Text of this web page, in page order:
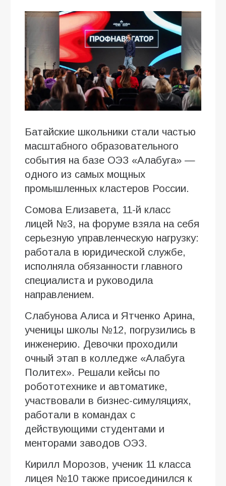
Батайские школьники стали частью
масштабного образовательного
события на базе ОЭЗ «Алабуга» —
одного из самых мощных
промышленных кластеров России.
Сомова Елизавета, 11-й класс
лицей №3, на форуме взяла на себя
серьезную управленческую нагрузку:
работала в юридической службе,
исполняла обязанности главного
специалиста и руководила
направлением.
Слабунова Алиса и Ятченко Арина,
ученицы школы №12, погрузились в
инженерию. Девочки проходили
очный этап в колледже «Алабуга
Политех». Решали кейсы по
робототехнике и автоматике,
участвовали в бизнес-симуляциях,
работали в командах с
действующими студентами и
менторами заводов ОЭЗ.
Кирилл Морозов, ученик 11 класса
лицея №10 также присоединился к